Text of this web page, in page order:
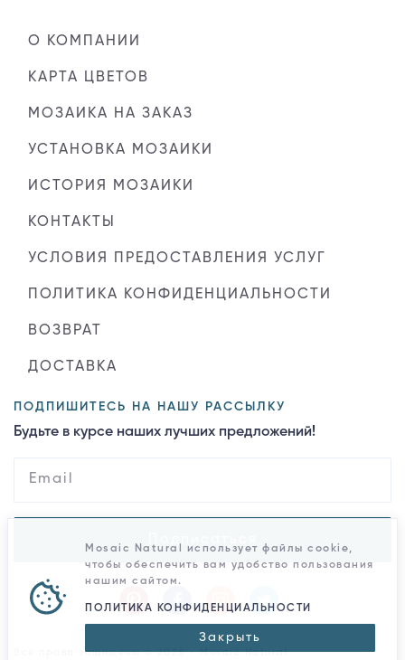
О КОМПАНИИ
КАРТА ЦВЕТОВ
МОЗАИКА НА ЗАКАЗ
УСТАНОВКА МОЗАИКИ
ИСТОРИЯ МОЗАИКИ
КОНТАКТЫ
УСЛОВИЯ ПРЕДОСТАВЛЕНИЯ УСЛУГ
ПОЛИТИКА КОНФИДЕНЦИАЛЬНОСТИ
ВОЗВРАТ
ДОСТАВКА
ПОДПИШИТЕСЬ НА НАШУ РАССЫЛКУ
Будьте в курсе наших лучших предложений!
Все права защищены © 2026 - Mosaic Natural
Mosaic Natural использует файлы cookie,
чтобы обеспечить вам удобство пользования
нашим сайтом.
ПОЛИТИКА КОНФИДЕНЦИАЛЬНОСТИ
Закрыть